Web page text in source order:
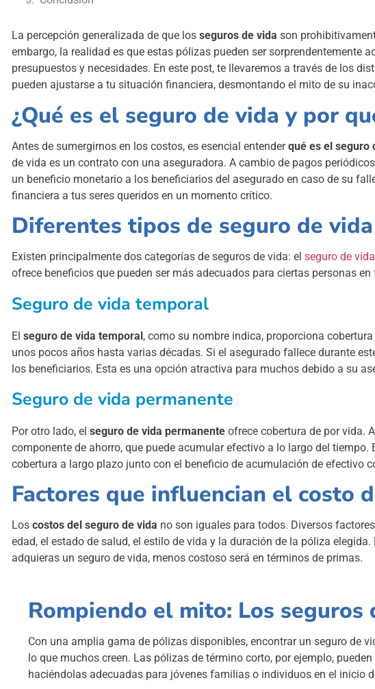
La percepción generalizada de que los seguros de vida son
embargo, la realidad es que estas pólizas pueden ser sorprendentemente
presupuestos y necesidades. En este post, te llevaremos a través de los
pueden ajustarse a tu situación financiera, desmontando el mito de su
¿Qué es el seguro de vida y por
Antes de sumergirnos en los costos, es esencial entenderqué es el seguro
de vida es un contrato con una aseguradora. A cambio de pagos
un beneficio monetario a los beneficiarios del asegurado en caso de su
financiera a tus seres queridos en un momento crítico.
Diferentes tipos de seguro de vida
Existen principalmente dos categorías de seguros de vida: el seguro de
ofrece beneficios que pueden ser más adecuados para ciertas personas
Seguro de vida temporal
El seguro de vida temporal, como su nombre indica, proporciona
unos pocos años hasta varias décadas. Si el asegurado fallece durante
los beneficiarios. Esta es una opción atractiva para muchos debido a su
Seguro de vida permanente
Por otro lado, el seguro de vida permanente ofrece cobertura de por vida.
componente de ahorro, que puede acumular efectivo a lo largo del
cobertura a largo plazo junto con el beneficio de acumulación de efectivo
Factores que influencian el costo
Los costos del seguro de vida no son iguales para todos. Diversos
edad, el estado de salud, el estilo de vida y la duración de la póliza
adquieras un seguro de vida, menos costoso será en términos de primas.
Rompiendo el mito: Los seguros
Con una amplia gama de pólizas disponibles, encontrar un seguro de
lo que muchos creen. Las pólizas de término corto, por ejemplo,
haciéndolas adecuadas para jóvenes familias o individuos en el inicio